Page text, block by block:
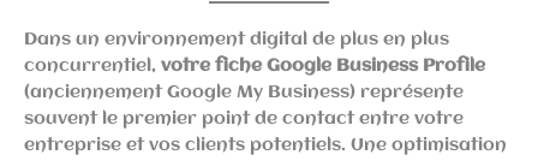
Dans un environnement digital de plus en plus
concurrentiel, votre fiche Google Business Profile
(anciennement Google My Business) représente
souvent le premier point de contact entre votre
entreprise et vos clients potentiels. Une optimisation